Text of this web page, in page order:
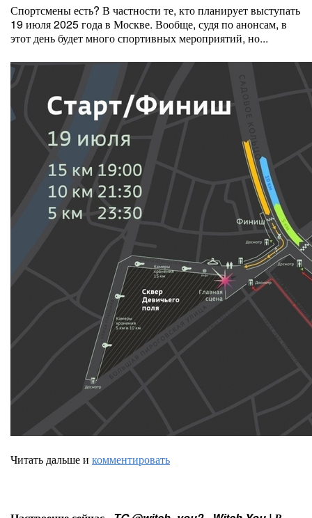
Спортсмены есть? В частности те, кто планирует выступать
19 июля 2025 года в Москве. Вообще, судя по анонсам, в
этот день будет много спортивных мероприятий, но...
Читать дальше и комментировать